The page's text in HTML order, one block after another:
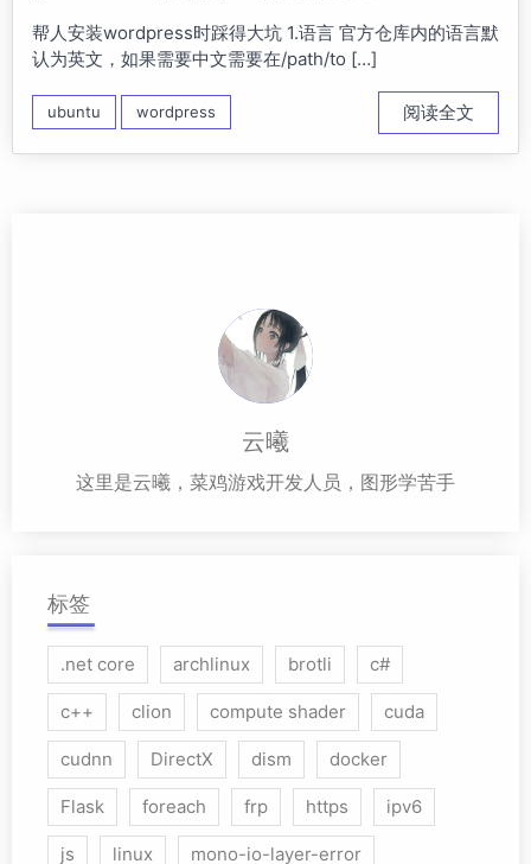
帮人安装wordpress时踩得大坑 1.语言 官方仓库内的语言默
认为英文，如果需要中文需要在/path/to […]
ubuntu wordpress 阅读全文
云曦
这里是云曦，菜鸡游戏开发人员，图形学苦手
标签
.net core archlinux brotli c#
c++ clion compute shader cuda
cudnn DirectX dism docker
Flask foreach frp https ipv6
js linux mono-io-layer-error